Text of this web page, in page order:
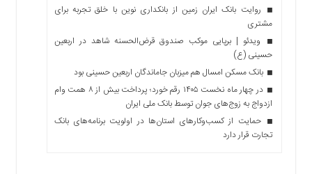
روایت بانک ایران زمین از بانکداری نوین با خلق تجربه برای
مشتری
ویدئو | برپایی موکب صندوق قرض‌الحسنه شاهد در اربعین
حسینی (ع)
بانک مسکن امسال هم میزبان جاماندگان اربعین حسینی بود
در چهار ماه نخست ۱۴۰۵ رقم خورد؛ پرداخت بیش از ۸ همت وام
ازدواج به زوج‌های جوان توسط بانک ملی ایران
حمایت از کسب‌وکارهای استان‌ها در اولویت برنامه‌های بانک
تجارت قرار دارد